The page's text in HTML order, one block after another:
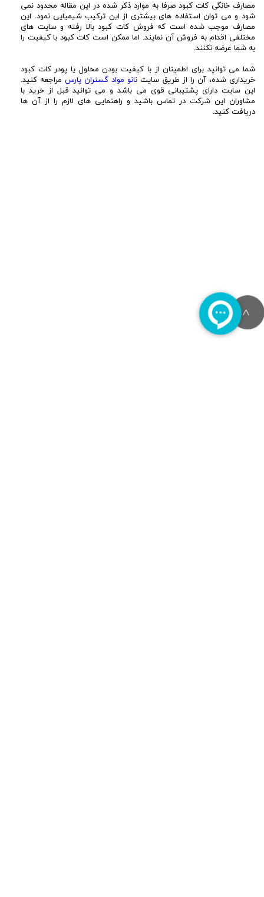
مصارف خانگی کات کبود صرفا به موارد ذکر شده در این مقاله محدود نمی
شود و می توان استفاده های بیشتری از این ترکیب شیمیایی نمود. این
مصارف موجب شده است که فروش کات کبود بالا رفته و سایت های
مختلفی اقدام به فروش آن نمایند. اما ممکن است کات کبود با کیفیت را
به شما عرضه نکنند.
شما می توانید برای اطمینان از با کیفیت بودن محلول یا پودر کات کبود
خریداری شده، آن را از طریق سایت نانو مواد گستران پارسمراجعه کنید.
این سایت دارای پشتیبانی قوی می باشد و می توانید قبل از خرید با
مشاوران این شرکت در تماس باشید و راهنمایی های لازم را از آن ها
دریافت کنید.
>